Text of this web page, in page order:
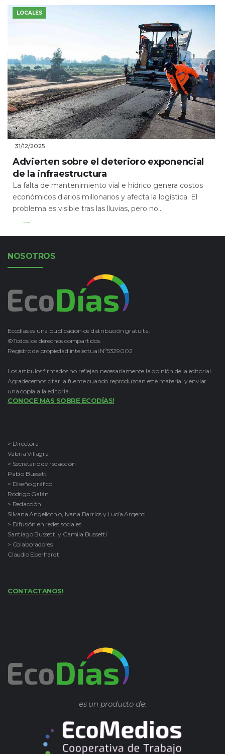
LOCALES
31/12/2025
Advierten sobre el deterioro exponencial
de la infraestructura
La falta de mantenimiento vial e hídrico genera costos
económicos diarios millonarios y afecta la logística. El
problema es visible tras las lluvias, pero no...
Leer Más
NOSOTROS
Ecodías es una publicación de distribución gratuita.
©Todos los derechos compartidos.
Registro de propiedad intelectual Nº5329002
Los artículos firmados no reflejan necesariamente la opinión de la editorial.
Agradecemos citar la fuente cuando reproduzcan este material y enviar
una copia a la editorial.
CONOCE MAS SOBRE ECODÍAS!
> Directora
Valeria Villagra
> Secretario de redacción
Pablo Bussetti
> Diseño gráfico
Rodrigo Galán
> Redacción
Silvana Angelicchio, Ivana Barrios y Lucía Argemi
> Difusión en redes sociales
Santiago Bussetti y Camila Bussetti
> Colaboradores
Claudio Eberhardt
CONTACTANOS!
es un producto de: